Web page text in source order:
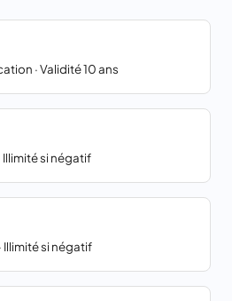
· Validité 10 ans
Illimité si négatif
Illimité si négatif